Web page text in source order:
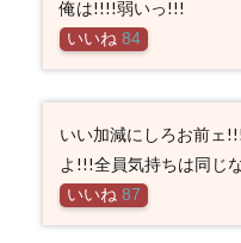
俺は!!!!弱いっ!!!
いいね 84
いい加減にしろお前ェ
よ!!!全員気持ちは同じ
いいね 87